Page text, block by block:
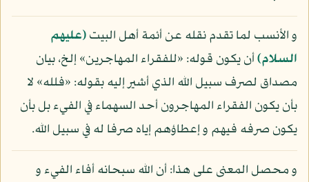
و الأنسب لما تقدم نقله عن أئمة أهل البيت(عليهم
السلام)أن يكون قوله: «للفقراء المهاجرين» إلخ، بيان
مصداق لصرف سبيل الله الذي أشير إليه بقوله: «فلله» لا
بأن يكون الفقراء المهاجرون أحد السهماء في الفيء بل بأن
يكون صرفه فيهم و إعطاؤهم إياه صرفا له في سبيل الله.
و محصل المعنى على هذا: أن الله سبحانه أفاء الفيء و